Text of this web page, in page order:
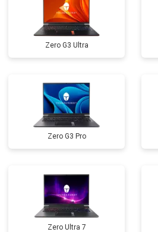
Замена оперативной памяти
Прошивка BIOS
Замена северного моста
Zero G3 Ultra
Zero G3 Pro
Zero Ultra 7